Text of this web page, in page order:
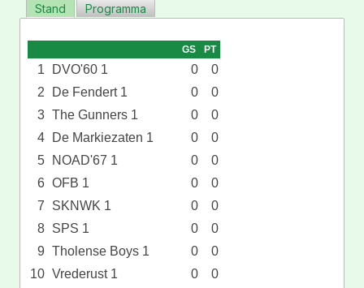
Stand Programma
GS PT
1 DVO'60 1 0
0
2
De Fendert 1 0
0
3 The Gunners 1 0
0
4
De Markiezaten 1 0
0
5
NOAD'67 1 0
0
6 OFB 1 0
0
7
SKNWK 1 0
0
8 SPS 1 0
0
9 Tholense Boys 1 0
0
10 Vrederust 1 0
0